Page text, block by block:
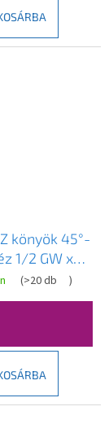
könyök 45°-
1/2 GW x
1212
(>20 db )